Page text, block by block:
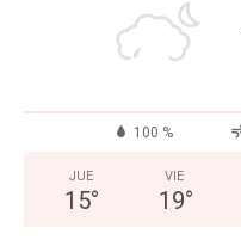
100 %
JUE
15°
VIE
19°